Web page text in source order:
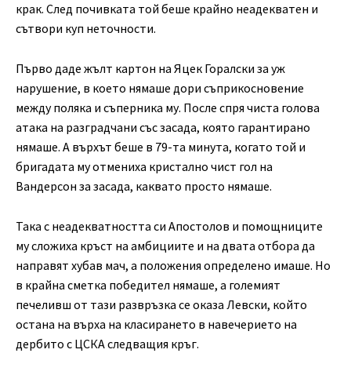
крак. След почивката той беше крайно неадекватен и
сътвори куп неточности.
Първо даде жълт картон на Яцек Горалски за уж
нарушение, в което нямаше дори съприкосновение
между поляка и съперника му. После спря чиста голова
атака на разградчани със засада, която гарантирано
нямаше. А върхът беше в 79-та минута, когато той и
бригадата му отмениха кристално чист гол на
Вандерсон за засада, каквато просто нямаше.
Така с неадекватността си Апостолов и помощниците
му сложиха кръст на амбициите и на двата отбора да
направят хубав мач, а положения определено имаше. Но
в крайна сметка победител нямаше, а големият
печеливш от тази развръзка се оказа Левски, който
остана на върха на класирането в навечерието на
дербито с ЦСКА следващия кръг.